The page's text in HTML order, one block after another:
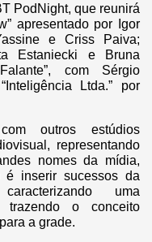
PodNight, que reunirá
apresentado por Igor
e Criss Paiva;
Estaniecki e Bruna
com Sérgio
Ltda.” por
outros estúdios
representando
nomes da mídia,
é inserir sucessos da
uma
trazendo o conceito
a grade.